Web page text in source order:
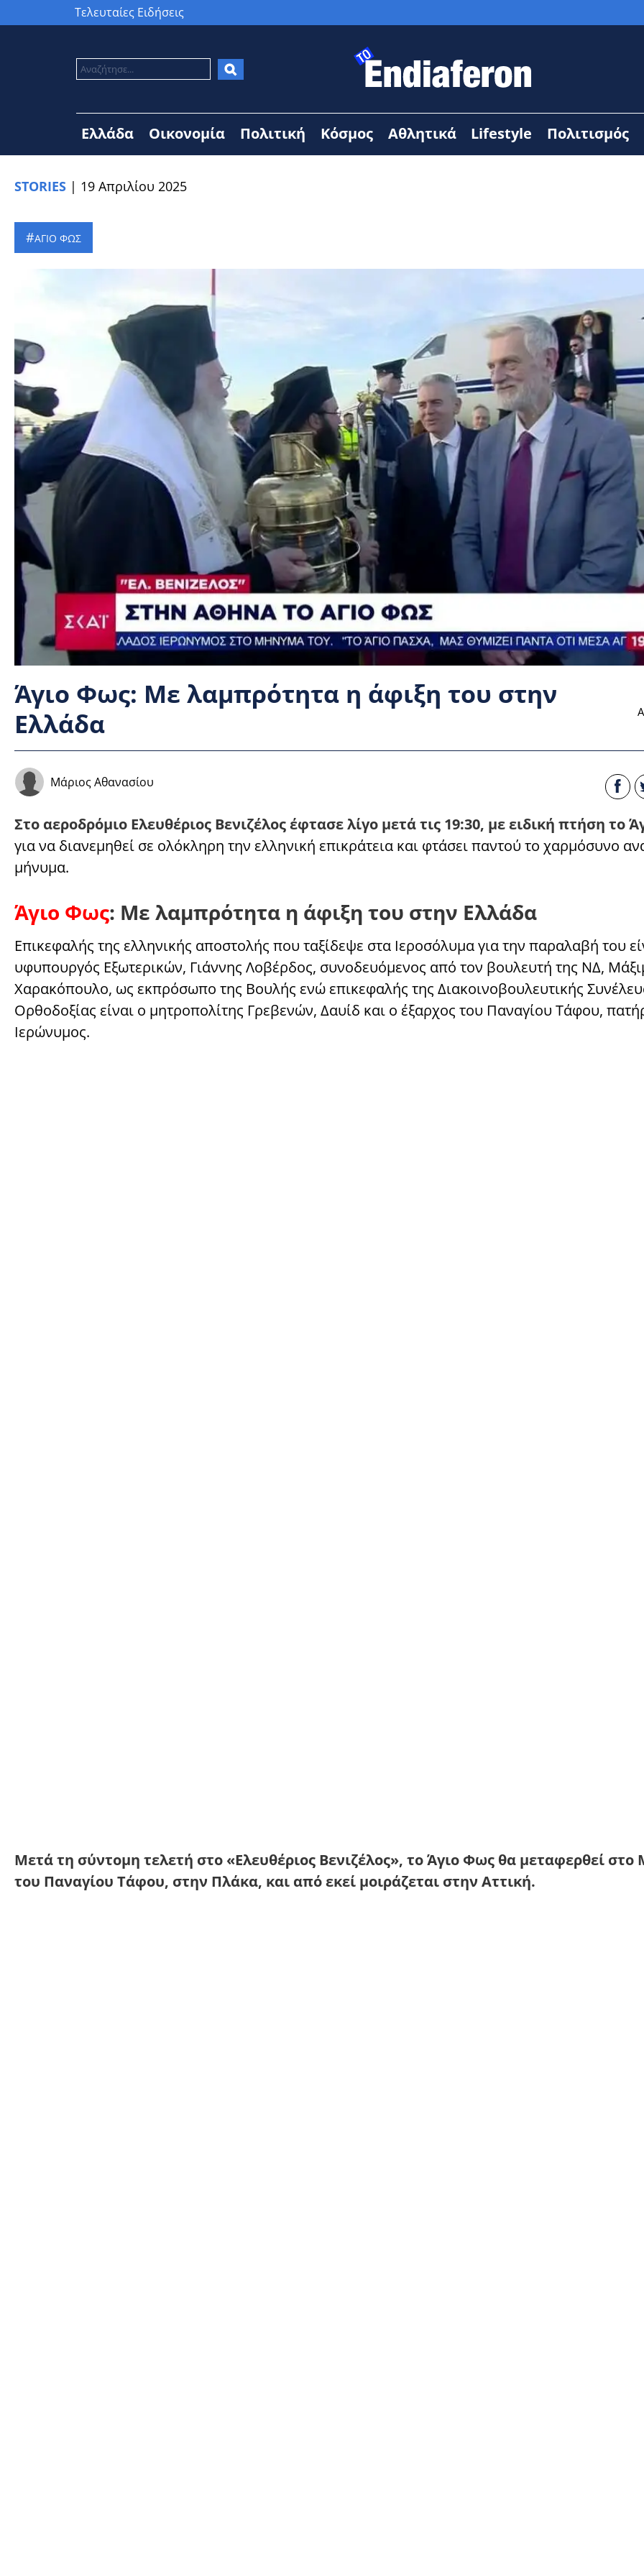
Τελευταίες Ειδήσεις
Ελλάδα Οικονομία Πολιτική Κόσμος Αθλητικά Lifestyle Πολιτισμός
STORIES | 19 Απριλίου 2025
ΑΓΙΟ ΦΩΣ
Άγιο Φως: Με λαμπρότητα η άφιξη του στην
Ελλάδα
Μάριος Αθανασίου
Στο αεροδρόμιο Ελευθέριος Βενιζέλος έφτασε λίγο μετά τις 19:30, με ειδική πτήση το
για να διανεμηθεί σε ολόκληρη την ελληνική επικράτεια και φτάσει παντού το χαρμόσυνο
μήνυμα.
Άγιο Φως: Με λαμπρότητα η άφιξη του στην Ελλάδα
Επικεφαλής της ελληνικής αποστολής που ταξίδεψε στα Ιεροσόλυμα για την παραλαβή του
υφυπουργός Εξωτερικών, Γιάννης Λοβέρδος, συνοδευόμενος από τον βουλευτή της ΝΔ,
Χαρακόπουλο, ως εκπρόσωπο της Βουλής ενώ επικεφαλής της Διακοινοβουλευτικής
Ορθοδοξίας είναι ο μητροπολίτης Γρεβενών, Δαυίδ και ο έξαρχος του Παναγίου Τάφου,
Ιερώνυμος.
Μετά τη σύντομη τελετή στο «Ελευθέριος Βενιζέλος», το Άγιο Φως θα μεταφερθεί στο
του Παναγίου Τάφου, στην Πλάκα, και από εκεί μοιράζεται στην Αττική.